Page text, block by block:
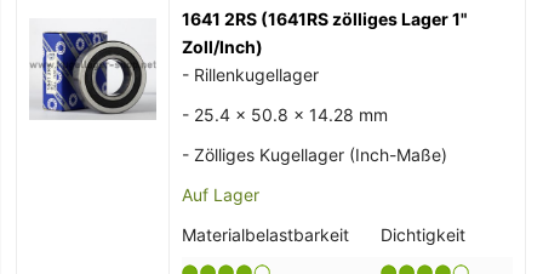
1641 2RS (1641RS zölliges Lager 1"
Zoll/Inch)
- Rillenkugellager
- 25.4 x 50.8 x 14.28 mm
- Zölliges Kugellager (Inch-Maße)
Auf Lager
Materialbelastbarkeit
Dichtigkeit